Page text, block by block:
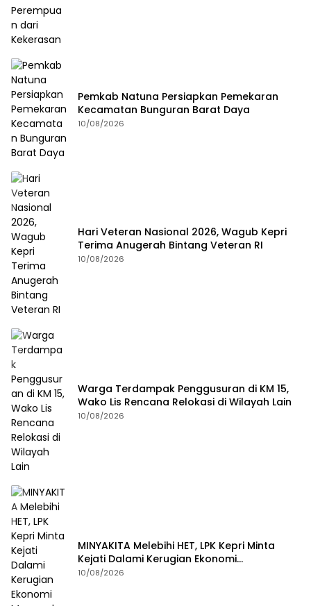
Pemkab Natuna Persiapkan Pemekaran
Kecamatan Bunguran Barat Daya
10/08/2026
Hari Veteran Nasional 2026, Wagub Kepri
Terima Anugerah Bintang Veteran RI
10/08/2026
Warga Terdampak Penggusuran di KM 15,
Wako Lis Rencana Relokasi di Wilayah Lain
10/08/2026
MINYAKITA Melebihi HET, LPK Kepri Minta
Kejati Dalami Kerugian Ekonomi
Masyarakat
10/08/2026